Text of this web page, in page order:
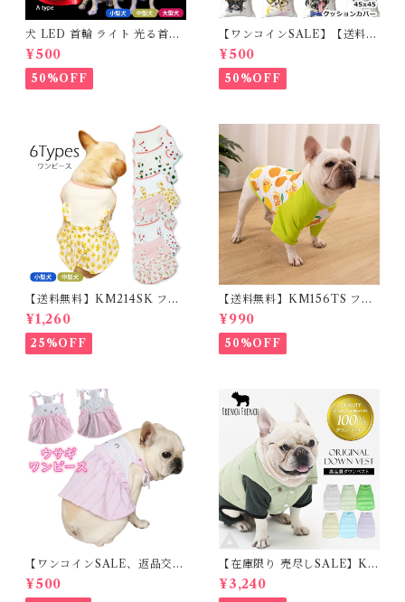
犬 LED 首輪 ライト 光る首輪
USB充電 生活防水 長さ調整可
能 首輪 犬用 ペット カラー ペ
ット用品 軽量 ドッグ用品 フレ
ンチブルドック 大型犬 中型犬
¥500
50%OFF
【ワンコインSALE】【送料無
料】KM503G クッションカバ
ー フレンチブルドッグ クリー
ム フレブル
¥500
50%OFF
【送料無料】KM214SK フレ
ブル 女の子 スカート ワンピー
ス夏 フリル 犬服 ドックウェア
¥1,260
25%OFF
【送料無料】KM156TS フレ
ブル Tシャツ フレンチブルド
ック レモン柄 犬服 ドックウェ
ア
¥990
50%OFF
【ワンコインSALE、返品交換
不可】KM171SK フレンチブ
ルドック 犬服 女の子 ピンク
¥500
【在庫限り 売尽しSALE】K
M952Tダウンベスト 100%ダ
ウン・フェザー 犬 犬服 ダウン
¥3,240